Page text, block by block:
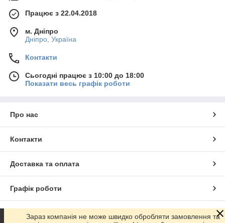
Працює з 22.04.2018
м. Дніпро
Дніпро, Україна
Контакти
Сьогодні працює з 10:00 до 18:00
Показати весь графік роботи
Про нас
Контакти
Доставка та оплата
Графік роботи
Повна версія сайту
Зараз компанія не може швидко обробляти замовлення та